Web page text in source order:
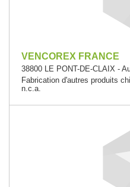
VENCOREX FRANCE
38800 LE PONT-DE-CLAIX -
Fabrication d'autres produits
n.c.a.